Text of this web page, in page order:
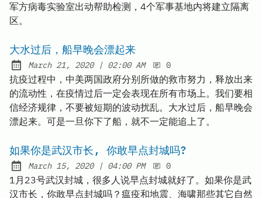
军方病毒实验室出动帮助检测，4个军事基地内将建立隔离
区。
大水过后，船早晚会漂起来
Posted on:
March 21, 2020| at
02:00 AM 0
抗疫过程中，中美两国政府分别所做的救市努力，释放出来
的流动性，在疫情过后一定会表现在所有市场上。我们要相
信经济规律，不要被短期的波动扰乱。大水过后，船早晚会
漂起来。可是一旦你下了船，就不一定能追上了。
如果你是武汉市长, 你敢早点封城吗?
Posted on:
March 15, 2020| at
04:00 PM 0
1月23号武汉封城，很多人说早点封城就好了。如果你是武
汉市长，你敢早点封城吗？瘟疫和地震、海啸那些其它自然